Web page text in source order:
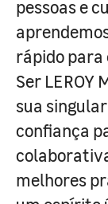
pessoas e
rápido para
Ser LEROY
sua
confiança
melhores